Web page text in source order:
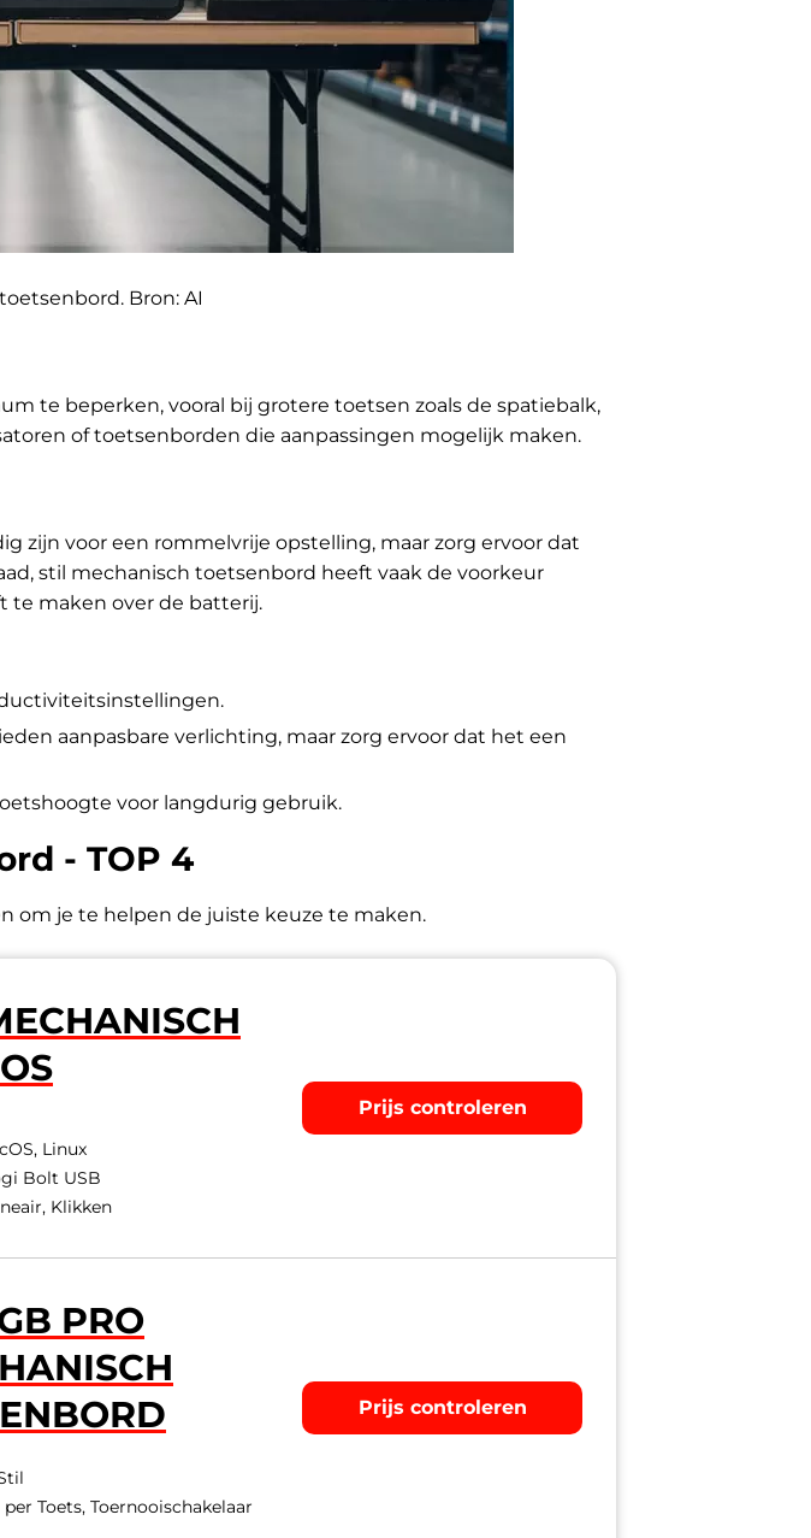
Bron: AI
te beperken, vooral bij grotere toetsen zoals de spatiebalk,
of toetsenborden die aanpassingen mogelijk maken.
zijn voor een rommelvrije opstelling, maar zorg ervoor dat
stil mechanisch toetsenbord heeft vaak de voorkeur
te maken over de batterij.
aanpasbare verlichting, maar zorg ervoor dat het een
voor langdurig gebruik.
- TOP 4
om je te helpen de juiste keuze te maken.
Linux
Bolt USB
Klikken
Prijs controleren
PRO
Toets, Toernooischakelaar
Prijs controleren